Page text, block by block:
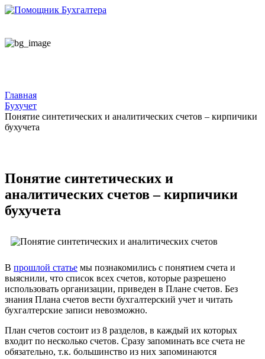
Главная
Бухучет
Понятие синтетических и аналитических счетов – кирпичики
бухучета
Понятие синтетических и
аналитических счетов – кирпичики
бухучета
В прошлой статье мы познакомились с понятием счета и
выяснили, что список всех счетов, которые разрешено
использовать организации, приведен в Плане счетов. Без
знания Плана счетов вести бухгалтерский учет и читать
бухгалтерские записи невозможно.
План счетов состоит из 8 разделов, в каждый их которых
входит по несколько счетов. Сразу запоминать все счета не
обязательно, т.к. большинство из них запоминаются